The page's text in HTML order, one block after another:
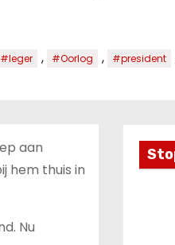
#leger , #Oorlog , #president
aan
hem thuis in
Nu